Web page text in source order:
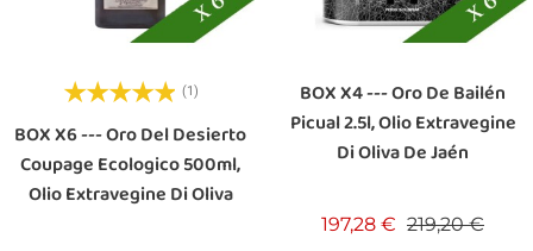
(1)
BOX X6 --- Oro Del Desierto
Coupage Ecologico 500ml,
Olio Extravegine Di Oliva
BOX X4 --- Oro De Bailén
Picual 2.5l, Olio Extravegine
Di Oliva De Jaén
197,28 € Prezzo base
219,20 €